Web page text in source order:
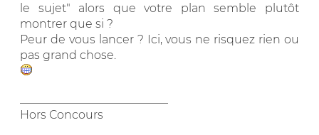
le sujet" alors que votre plan semble plutôt
montrer que si ?
Peur de vous lancer ? Ici, vous ne risquez rien ou
pas grand chose.
Hors Concours